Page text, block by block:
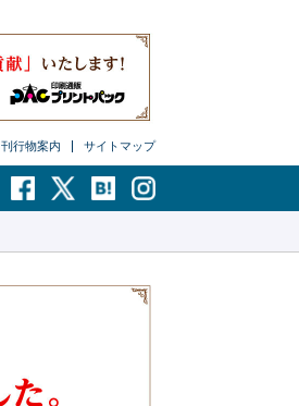
刊行物案内 サイトマップ